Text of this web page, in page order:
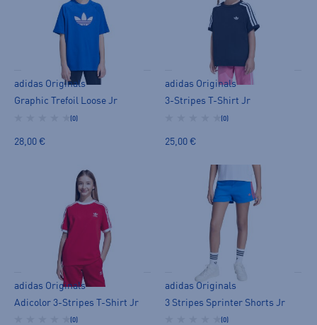
adidas Originals
Graphic Trefoil Loose Jr
(0)
28,00 €
adidas Originals
3-Stripes T-Shirt Jr
(0)
25,00 €
adidas Originals
Adicolor 3-Stripes T-Shirt Jr
(0)
adidas Originals
3 Stripes Sprinter Shorts Jr
(0)